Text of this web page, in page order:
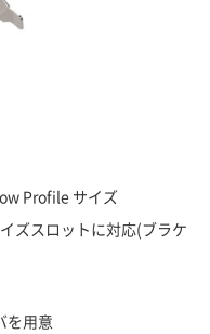
Profile サイズ
ズスロットに対応(ブラケ
を用意